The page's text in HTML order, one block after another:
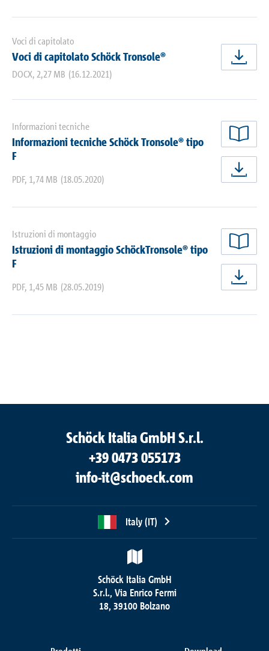
Voci di capitolato
Voci di capitolato Schöck Tronsole®
DOCX, 2,27 MB (16.12.2021)
Informazioni tecniche
Informazioni tecniche Schöck Tronsole® tipo
F
PDF, 1,74 MB (18.05.2020)
Istruzioni di montaggio
Istruzioni di montaggio SchöckTronsole® tipo
F
PDF, 1,45 MB (28.05.2019)
Schöck Italia GmbH S.r.l.
+39 0473 055173
info-it@schoeck.com
Italy (IT)
Schöck Italia GmbH
S.r.l., Via Enrico Fermi
18, 39100 Bolzano